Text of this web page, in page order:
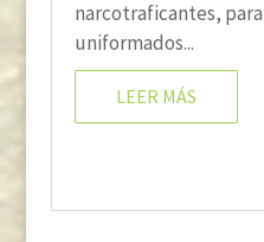
narcotraficantes,
uniformados...
LEER MÁS